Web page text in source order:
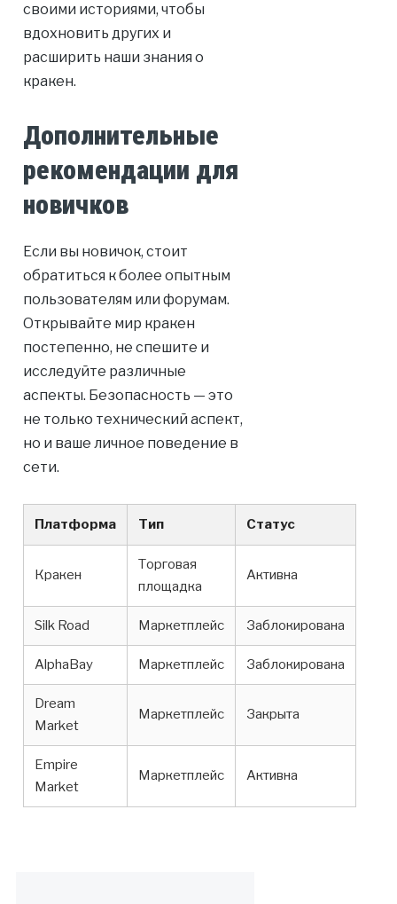
своими историями, чтобы
вдохновить других и
расширить наши знания о
кракен.
Дополнительные
рекомендации для
новичков
Если вы новичок, стоит
обратиться к более опытным
пользователям или форумам.
Открывайте мир кракен
постепенно, не спешите и
исследуйте различные
аспекты. Безопасность — это
не только технический аспект,
но и ваше личное поведение в
сети.
Платформа Тип Статус
Кракен
Торговая
площадка
Активна
Silk Road Маркетплейс Заблокирована
AlphaBay Маркетплейс Заблокирована
Dream
Market
Маркетплейс Закрыта
Empire
Market
Маркетплейс Активна